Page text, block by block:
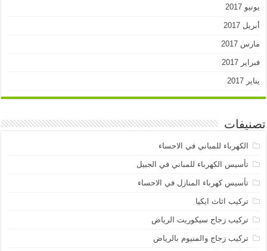
يونيو 2017
أبريل 2017
مارس 2017
فبراير 2017
يناير 2017
تصنيفات
الكهرباء للمباني في الاحساء
تأسيس الكهرباء للمباني في الجبيل
تأسيس كهرباء المنازل في الاحساء
تركيب اثاث ايكيا
تركيب زجاج سيكوريت الرياض
تركيب زجاج والمنيوم بالرياض